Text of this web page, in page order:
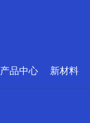
产品中心 新材料